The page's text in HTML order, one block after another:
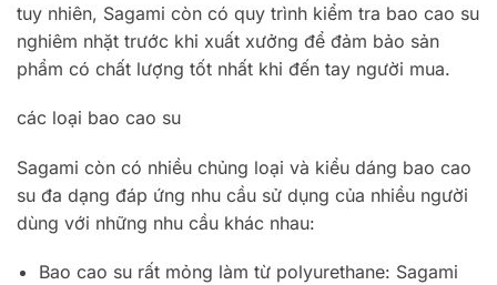
tuy nhiên, Sagami còn có quy trình kiểm tra bao cao su
nghiêm nhặt trước khi xuất xưởng để đảm bảo sản
phẩm có chất lượng tốt nhất khi đến tay người mua.
các loại bao cao su
Sagami còn có nhiều chủng loại và kiểu dáng bao cao
su đa dạng đáp ứng nhu cầu sử dụng của nhiều người
dùng với những nhu cầu khác nhau:
Bao cao su rất mỏng làm từ polyurethane: Sagami